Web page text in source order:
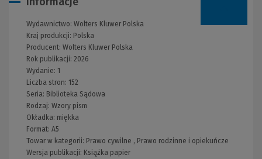
Wydawnictwo: Wolters Kluwer Polska
Kraj produkcji: Polska
Producent: Wolters Kluwer Polska
Rok publikacji: 2026
Wydanie: 1
Liczba stron: 152
Seria: Biblioteka Sądowa
Rodzaj: Wzory pism
Okładka: miękka
Format: A5
Towar w kategorii: Prawo cywilne , Prawo rodzinne i opiekuńcze
Wersja publikacji: Książka papier